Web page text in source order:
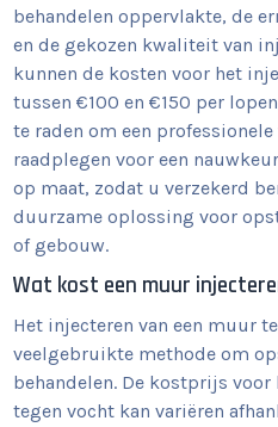
behandelen oppervlakte, de
en de gekozen kwaliteit van
kunnen de kosten voor het
tussen €100 en €150 per
te raden om een
raadplegen voor een
op maat, zodat u verzekerd
duurzame oplossing voor
of gebouw.
Wat kost een muur
Het injecteren van een muur
veelgebruikte methode om
behandelen. De kostprijs
tegen vocht kan variëren